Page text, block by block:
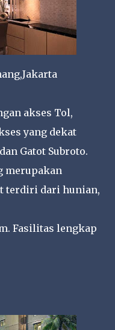
akses Tol,
yang dekat
Gatot Subroto.
merupakan
terdiri dari hunian,
Fasilitas lengkap